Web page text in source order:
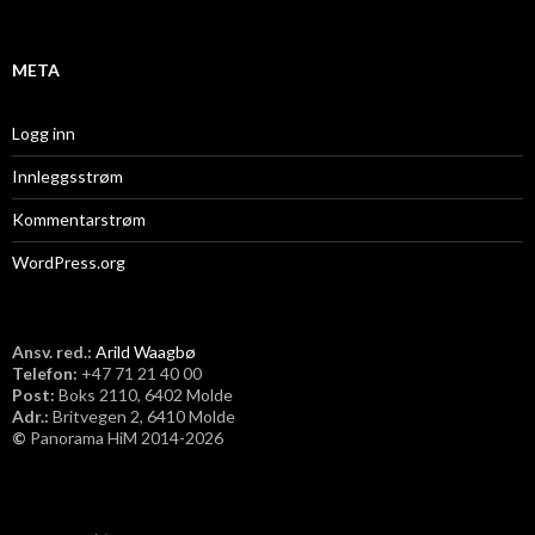
META
Logg inn
Innleggsstrøm
Kommentarstrøm
WordPress.org
Ansv. red.: Arild Waagbø
Telefon: ​+47 71 21 40 00
Post: Boks 2110, 6402 Molde
Adr.: Britvegen 2, 6410 Molde
© Panorama HiM 2014-2026